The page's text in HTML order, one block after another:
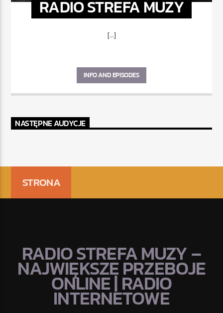
RADIO STREFA MUZY
[...]
INFO AND EPISODES
NASTĘPNE AUDYCJE
STRONA
RADIO STREFA MUZY –
NAJWIĘKSZE PRZEBOJE
ONLINE | RADIO
INTERNETOWE